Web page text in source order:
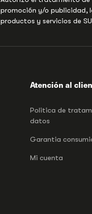
promoción y/o publicidad,
productos y servicios de
Atención al
Politica de
datos
Garantia
Mi cuenta